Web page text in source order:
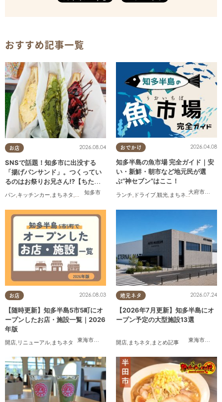
おすすめ記事一覧
お店
知多市
2026.08.04
SNSで話題！知多市に出没する
「揚げパンサンド」。つくってい
るのはお祭りお兄さん!?【ちたま
パン,キッチンカー, まちネタ ,ちたまる調査隊 行ってみたレポ
おでかけ
大府市
,半田
2026.04.08
知多半島の魚市場 完全ガイド｜安
い・新鮮・朝市など地元民が選
ぶ“神セブン”はここ！
ランチ ドライブ 観光 まちネタ ,連載 家族
お店
東海市大府市 知多市 ,東浦町,阿久比町,半田市,常滑市 ,
2026.08.03
【随時更新】知多半島5市5町にオ
ープンしたお店・施設一覧｜2026
年版
開店, リニューアル, まちネタ
地元ネタ
東海市大府
2026.07.24
【2026年7月更新】知多半島にオ
ープン予定の大型施設13選
開店, まちネタ , まとめ記事